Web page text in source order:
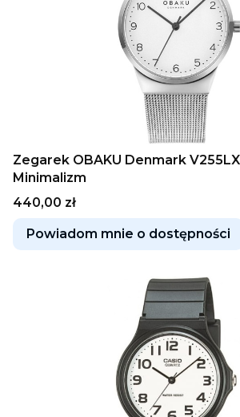
Zegarek OBAKU Denmark
Minimalizm
Cena
440,00 zł
Powiadom mnie o dostępności